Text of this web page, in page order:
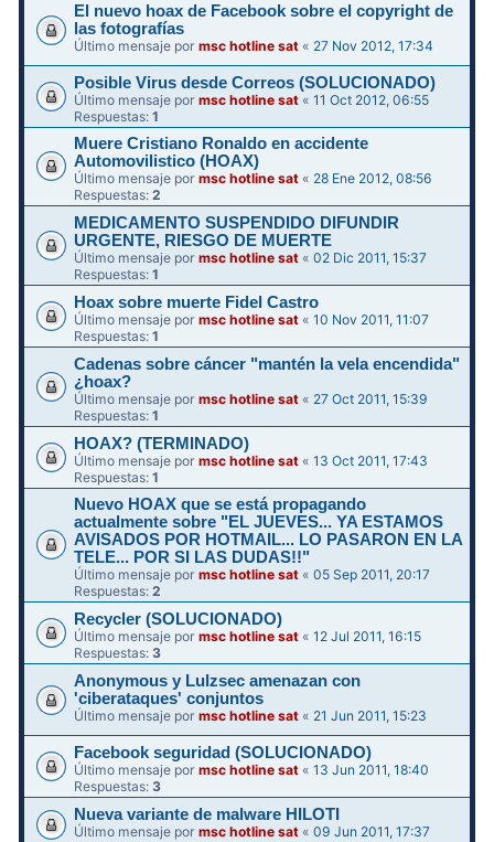
El nuevo hoax de Facebook sobre el copyright de
las fotografías
Último mensaje pormsc hotline sat « 27 Nov 2012, 17:34
Posible Virus desde Correos (SOLUCIONADO)
Último mensaje pormsc hotline sat «11 Oct 2012, 06:55
Respuestas:1
Muere Cristiano Ronaldo en accidente
Automovilistico (HOAX)
Último mensaje pormsc hotline sat « 28 Ene 2012, 08:56
Respuestas:2
MEDICAMENTO SUSPENDIDO DIFUNDIR
Último mensaje pormsc hotline sat «02 Dic 2011, 15:37
Respuestas:1
Hoax sobre muerte Fidel Castro
Último mensaje pormsc hotline sat «10 Nov 2011, 11:07
Respuestas:1
Cadenas sobre cáncer "mantén la vela encendida"
¿hoax?
Último mensaje pormsc hotline sat « 27 Oct 2011, 15:39
Respuestas:1
HOAX? (TERMINADO)
Último mensaje pormsc hotline sat «13 Oct 2011, 17:43
Respuestas:1
Nuevo HOAX que se está propagando
actualmente sobre "EL JUEVES... YA ESTAMOS
AVISADOS POR HOTMAIL... LO PASARON EN LA
TELE... POR SI LAS DUDAS!!"
Último mensaje pormsc hotline sat «05 Sep 2011, 20:17
Respuestas:2
Recycler (SOLUCIONADO)
Último mensaje pormsc hotline sat «12 Jul 2011, 16:15
Respuestas:3
Anonymous y Lulzsec amenazan con
'ciberataques' conjuntos
Último mensaje pormsc hotline sat « 21 Jun 2011, 15:23
Facebook seguridad (SOLUCIONADO)
Último mensaje pormsc hotline sat «13 Jun 2011, 18:40
Respuestas:3
Nueva variante de malware HILOTI
Último mensaje pormsc hotline sat «09 Jun 2011, 17:37